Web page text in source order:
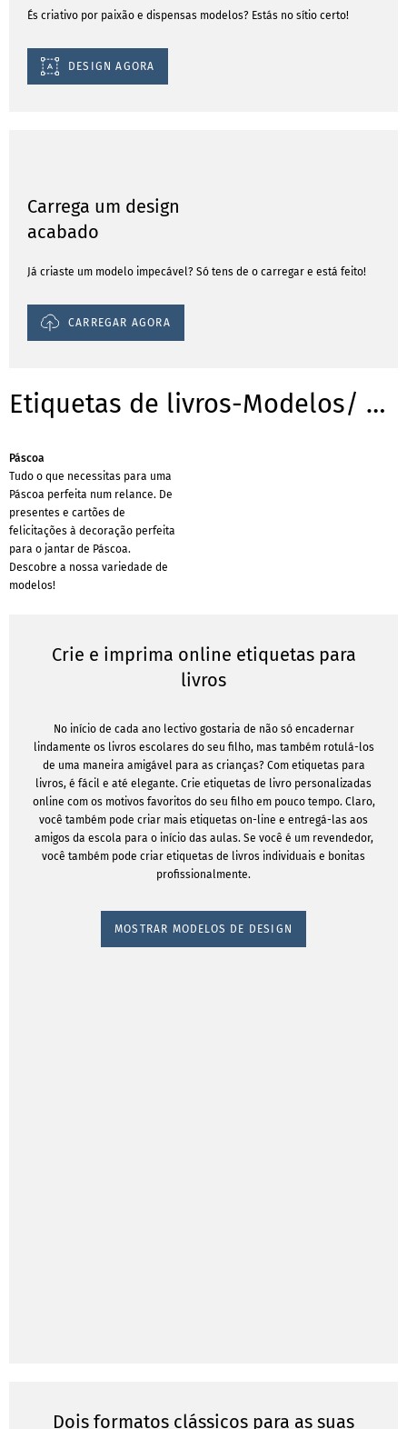
És criativo por paixão e dispensas modelos? Estás no sítio certo!
DESIGN AGORA
Carrega um design
acabado
Já criaste um modelo impecável? Só tens de o carregar e está feito!
CARREGAR AGORA
Etiquetas de livros-Modelos/ Templates para ocasiões
Páscoa
Tudo o que necessitas para uma
Páscoa perfeita num relance. De
presentes e cartões de
felicitações à decoração perfeita
para o jantar de Páscoa.
Descobre a nossa variedade de
modelos!
Crie e imprima online etiquetas para
livros
No início de cada ano lectivo gostaria de não só encadernar
lindamente os livros escolares do seu filho, mas também rotulá-los
de uma maneira amigável para as crianças? Com etiquetas para
livros, é fácil e até elegante. Crie etiquetas de livro personalizadas
online com os motivos favoritos do seu filho em pouco tempo. Claro,
você também pode criar mais etiquetas on-line e entregá-las aos
amigos da escola para o início das aulas. Se você é um revendedor,
você também pode criar etiquetas de livros individuais e bonitas
profissionalmente.
MOSTRAR MODELOS DE DESIGN
Dois formatos clássicos para as suas